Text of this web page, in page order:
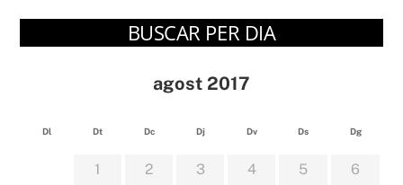
BUSCAR PER DIA
agost 2017
Dl Dt Dc Dj Dv Ds Dg
1 2 3 4 5 6